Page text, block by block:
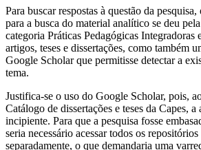
Para buscar respostas à questão da
para a busca do material analítico se deu
categoria Práticas Pedagógicas Integradoras
artigos, teses e dissertações, como também
Google Scholarque permitisse detectar a
tema.
Justifica-se o uso do Google Scholar, pois,
Catálogo de dissertações e teses da Capes,
incipiente. Para que a pesquisa fosse
seria necessário acessar todos os
separadamente, o que demandaria uma